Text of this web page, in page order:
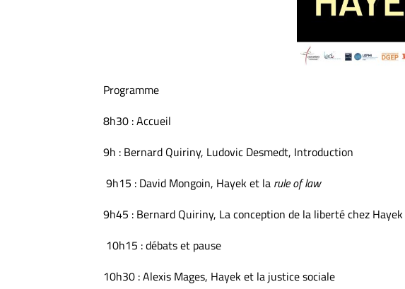
Programme
8h30 : Accueil
9h : Bernard Quiriny, Ludovic Desmedt, Introduction
9h15 : David Mongoin, Hayek et la rule of law
9h45 : Bernard Quiriny, La conception de la liberté chez Hayek
10h15 : débats et pause
10h30 : Alexis Mages, Hayek et la justice sociale